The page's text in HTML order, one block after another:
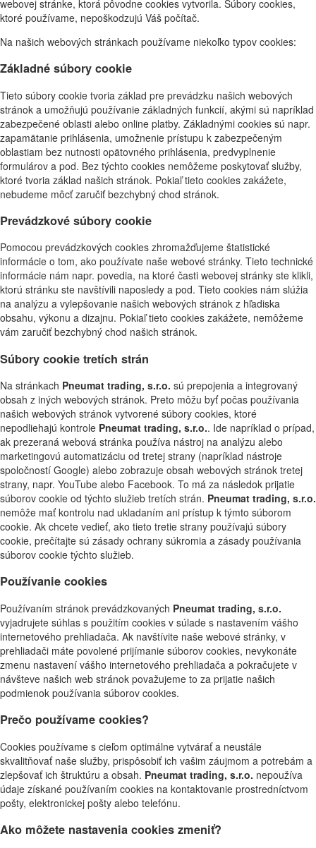
webovej stránke, ktorá pôvodne cookies vytvorila. Súbory cookies,
ktoré používame, nepoškodzujú Váš počítač.
Na našich webových stránkach používame niekoľko typov cookies:
Základné súbory cookie
Tieto súbory cookie tvoria základ pre prevádzku našich webových
stránok a umožňujú používanie základných funkcií, akými sú napríklad
zabezpečené oblasti alebo online platby. Základnými cookies sú napr.
zapamätanie prihlásenia, umožnenie prístupu k zabezpečeným
oblastiam bez nutnosti opätovného prihlásenia, predvyplnenie
formulárov a pod. Bez týchto cookies nemôžeme poskytovať služby,
ktoré tvoria základ našich stránok. Pokiaľ tieto cookies zakážete,
nebudeme môcť zaručiť bezchybný chod stránok.
Prevádzkové súbory cookie
Pomocou prevádzkových cookies zhromažďujeme štatistické
informácie o tom, ako používate naše webové stránky. Tieto technické
informácie nám napr. povedia, na ktoré časti webovej stránky ste klikli,
ktorú stránku ste navštívili naposledy a pod. Tieto cookies nám slúžia
na analýzu a vylepšovanie našich webových stránok z hľadiska
obsahu, výkonu a dizajnu. Pokiaľ tieto cookies zakážete, nemôžeme
vám zaručiť bezchybný chod našich stránok.
Súbory cookie tretích strán
Na stránkach Pneumat trading, s.r.o. sú prepojenia a integrovaný
obsah z iných webových stránok. Preto môžu byť počas používania
našich webových stránok vytvorené súbory cookies, ktoré
nepodliehajú kontrole Pneumat trading, s.r.o.. Ide napríklad o prípad,
ak prezeraná webová stránka používa nástroj na analýzu alebo
marketingovú automatizáciu od tretej strany (napríklad nástroje
spoločností Google) alebo zobrazuje obsah webových stránok tretej
strany, napr. YouTube alebo Facebook. To má za následok prijatie
súborov cookie od týchto služieb tretích strán. Pneumat trading, s.r.o.
nemôže mať kontrolu nad ukladaním ani prístup k týmto súborom
cookie. Ak chcete vedieť, ako tieto tretie strany používajú súbory
cookie, prečítajte sú zásady ochrany súkromia a zásady používania
súborov cookie týchto služieb.
Používanie cookies
Používaním stránok prevádzkovaných Pneumat trading, s.r.o.
vyjadrujete súhlas s použitím cookies v súlade s nastavením vášho
internetového prehliadača. Ak navštívite naše webové stránky, v
prehliadači máte povolené prijímanie súborov cookies, nevykonáte
zmenu nastavení vášho internetového prehliadača a pokračujete v
návšteve našich web stránok považujeme to za prijatie našich
podmienok používania súborov cookies.
Prečo používame cookies?
Cookies používame s cieľom optimálne vytvárať a neustále
skvalitňovať naše služby, prispôsobiť ich vašim záujmom a potrebám a
zlepšovať ich štruktúru a obsah. Pneumat trading, s.r.o. nepoužíva
údaje získané používaním cookies na kontaktovanie prostredníctvom
pošty, elektronickej pošty alebo telefónu.
Ako môžete nastavenia cookies zmeniť?